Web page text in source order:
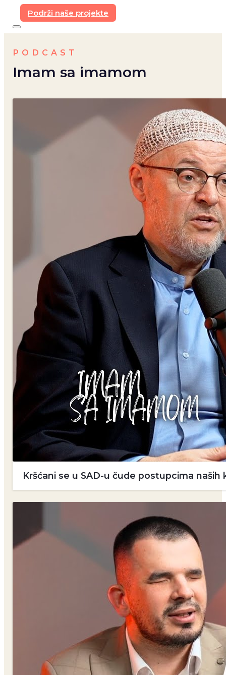
Podrži naše projekte
PODCAST
Imam sa imamom
Kršćani se u SAD-u čude postupcima